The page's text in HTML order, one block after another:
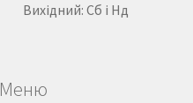
Вихідний: Сб і Нд
Меню